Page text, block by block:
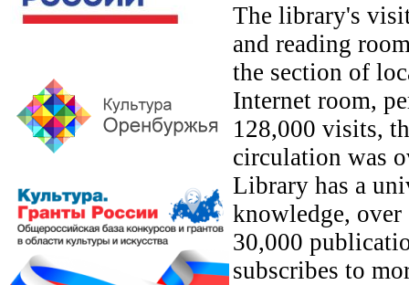
The library's
and reading
the section of
Internet room,
128,000 visits,
circulation was
Library has a
knowledge,
30,000
subscribes to